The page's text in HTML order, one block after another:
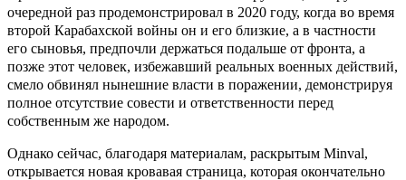
очередной раз продемонстрировал в 2020 году, когда во время
второй Карабахской войны он и его близкие, а в частности
его сыновья, предпочли держаться подальше от фронта, а
позже этот человек, избежавший реальных военных действий,
смело обвинял нынешние власти в поражении, демонстрируя
полное отсутствие совести и ответственности перед
собственным же народом.
Однако сейчас, благодаря материалам, раскрытым Minval,
открывается новая кровавая страница, которая окончательно